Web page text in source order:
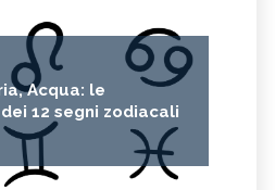
Acqua: le
12 segni zodiacali